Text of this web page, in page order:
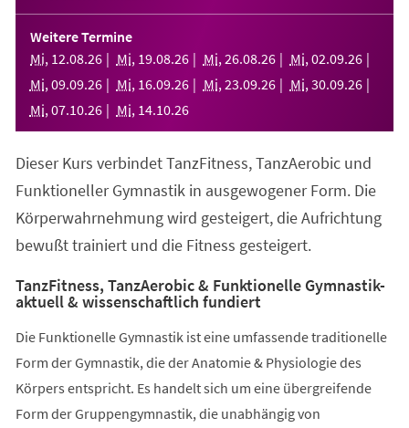
in
einem
neuen
Tab)
Weitere Termine
Mi, 12.08.26 Mi, 19.08.26 Mi, 26.08.26 Mi, 02.09.26
Mi, 09.09.26 Mi, 16.09.26 Mi, 23.09.26 Mi, 30.09.26
Mi, 07.10.26 Mi, 14.10.26
Dieser Kurs verbindet TanzFitness, TanzAerobic und
Funktioneller Gymnastik in ausgewogener Form. Die
Körperwahrnehmung wird gesteigert, die Aufrichtung
bewußt trainiert und die Fitness gesteigert.
TanzFitness, TanzAerobic & Funktionelle Gymnastik-
aktuell & wissenschaftlich fundiert
Die Funktionelle Gymnastik ist eine umfassende traditionelle
Form der Gymnastik, die der Anatomie & Physiologie des
Körpers entspricht. Es handelt sich um eine übergreifende
Form der Gruppengymnastik, die unabhängig von